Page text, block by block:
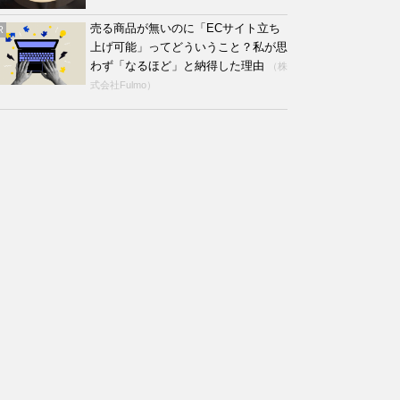
売る商品が無いのに「ECサイト立ち
上げ可能」ってどういうこと？私が思
わず「なるほど」と納得した理由
（株
式会社Fulmo）